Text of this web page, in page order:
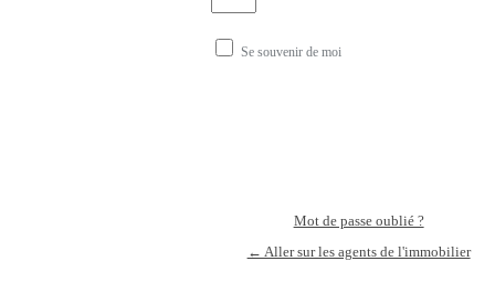
Se souvenir de moi
Mot de passe oublié ?
← Aller sur les agents de l'immobilier